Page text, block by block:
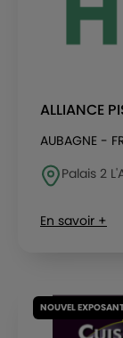
ALLIANCE
AUBAGNE -
Palais 2
En savoir +
NOUVEL